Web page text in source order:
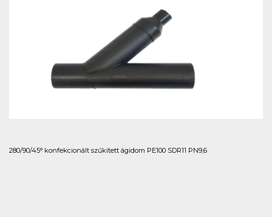
280/90/45° konfekcionált szűkített ágidom PE100 SDR11 PN9,6